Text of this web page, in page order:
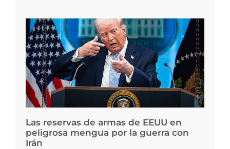
Las reservas de armas de EEUU en
peligrosa mengua por la guerra con
Irán